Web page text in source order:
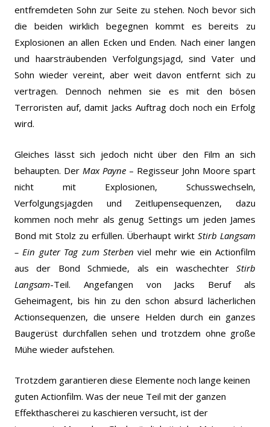
entfremdeten Sohn zur Seite zu stehen. Noch bevor sich
die beiden wirklich begegnen kommt es bereits zu
Explosionen an allen Ecken und Enden. Nach einer langen
und haarsträubenden Verfolgungsjagd, sind Vater und
Sohn wieder vereint, aber weit davon entfernt sich zu
vertragen. Dennoch nehmen sie es mit den bösen
Terroristen auf, damit Jacks Auftrag doch noch ein Erfolg
wird.
Gleiches lässt sich jedoch nicht über den Film an sich
behaupten. Der Max Payne – Regisseur John Moore spart
nicht mit Explosionen, Schusswechseln,
Verfolgungsjagden und Zeitlupensequenzen, dazu
kommen noch mehr als genug Settings um jeden James
Bond mit Stolz zu erfüllen. Überhaupt wirktStirb Langsam
– Ein guter Tag zum Sterbenviel mehr wie ein Actionfilm
aus der Bond Schmiede, als ein waschechter Stirb
Langsam-Teil. Angefangen von Jacks Beruf als
Geheimagent, bis hin zu den schon absurd lächerlichen
Actionsequenzen, die unsere Helden durch ein ganzes
Baugerüst durchfallen sehen und trotzdem ohne große
Mühe wieder aufstehen.
Trotzdem garantieren diese Elemente noch lange keinen
guten Actionfilm. Was der neue Teil mit der ganzen
Effekthascherei zu kaschieren versucht, ist der